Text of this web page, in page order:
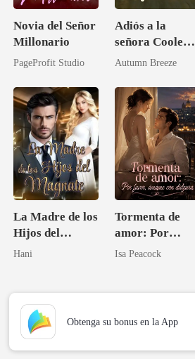
Novia del Señor
Millonario
PageProfit Studio
Adiós a la
señora Cooley:
El regreso de la
Autumn Breeze
La Madre de los
Hijos del
Magnate
Hani
Tormenta de
amor: Por
favor, ámame
Isa Peacock
Obtenga su bonus en la App